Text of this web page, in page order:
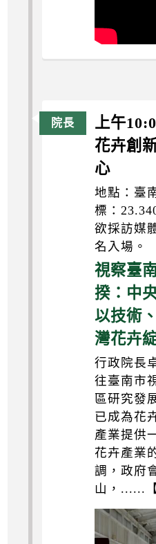
上午
花卉創
心
地點：臺
標：
欲採訪媒
名入場。
視察臺
揆：中
以技術
灣花卉
行政院長
往臺南市
區研究發
已成為花
產業提供
花卉產業
調，政府
山，......